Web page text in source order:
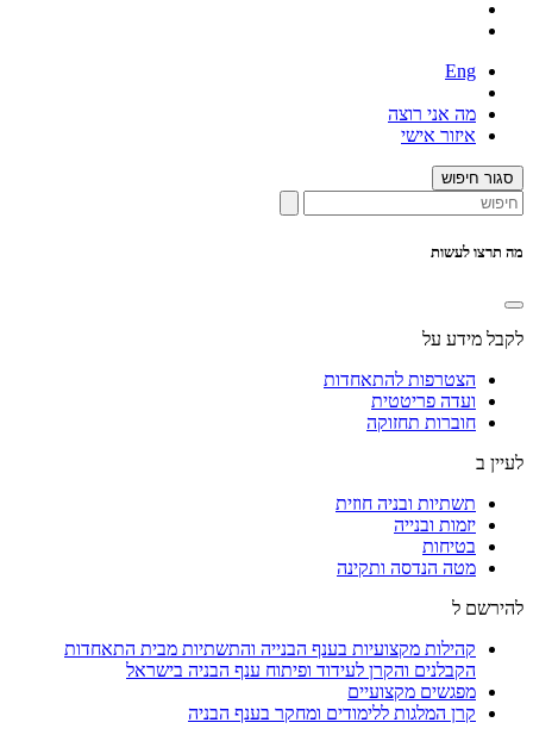
Eng
מה אני רוצה
איזור אישי
סגור חיפוש
מה תרצו לעשות
לקבל מידע על
הצטרפות להתאחדות
ועדה פריטטית
חוברות תחזוקה
לעיין ב
תשתיות ובניה חוזית
יזמות ובנייה
בטיחות
מטה הנדסה ותקינה
להירשם ל
קהילות מקצועיות בענף הבנייה והתשתיות מבית התאחדות
הקבלנים והקרן לעידוד ופיתוח ענף הבניה בישראל
מפגשים מקצועיים
קרן המלגות ללימודים ומחקר בענף הבניה